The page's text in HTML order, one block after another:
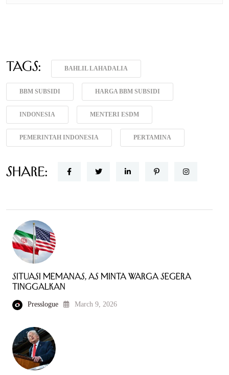
Tags: BAHLIL LAHADALIA
BBM SUBSIDI HARGA BBM SUBSIDI
INDONESIA MENTERI ESDM
PEMERINTAH INDONESIA PERTAMINA
Share:
Situasi Memanas, AS Minta Warga Segera
Tinggalkan
Presslogue March 9, 2026